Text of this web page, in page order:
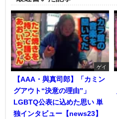
ゲイ
【AAA・與真司郎】「カミン
グアウト“決意の理由”」
LGBTQ公表に込めた思い 単
独インタビュー【news23】